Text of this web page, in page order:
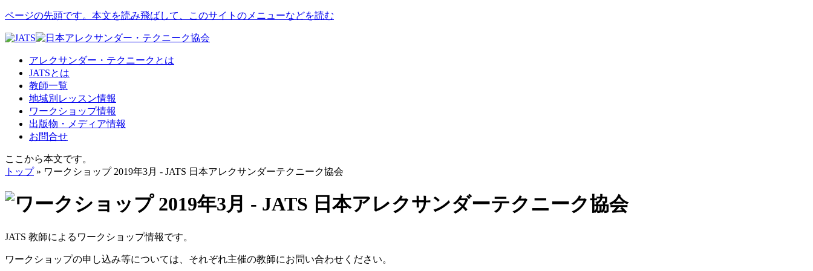
ページの先頭です。本文を読み飛ばして、このサイトのメニューなどを読む
アレクサンダー・テクニークとは
JATSとは
教師一覧
地域別レッスン情報
ワークショップ情報
出版物・メディア情報
お問合せ
ここから本文です。
トップ» ワークショップ 2019年3月 - JATS 日本アレクサンダーテクニーク協会
JATS 教師によるワークショップ情報です。
ワークショップの申し込み等については、それぞれ主催の教師にお問い合わせください。